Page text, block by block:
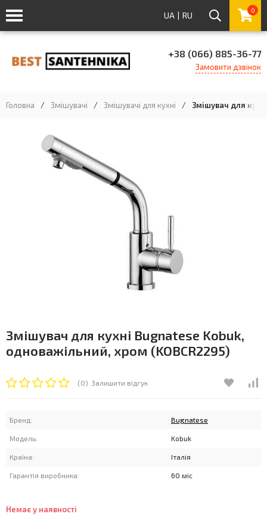
UA | RU 0
+38 (066) 885-36-77
Замовити дзвінок
Головна / Змішувачі / Змішувачі для кухні / Змішувач для
Змішувач для кухні Bugnatese Kobuk,
одноважільний, хром (KOBCR2295)
(0) Залишити відгук
Бренд: Bugnatese
Модель: Kobuk
Країна: Італія
Гарантія виробника: 60 міс
Немає у наявності